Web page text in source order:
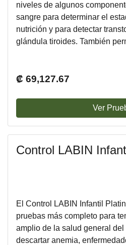
niveles de algunos
sangre para determinar el
nutrición y para detectar
glándula tiroides. También
₡ 69,127.67
Ver
Control LABIN
El Control LABIN Infantil
pruebas más completo para
amplio de la salud general
descartar anemia,